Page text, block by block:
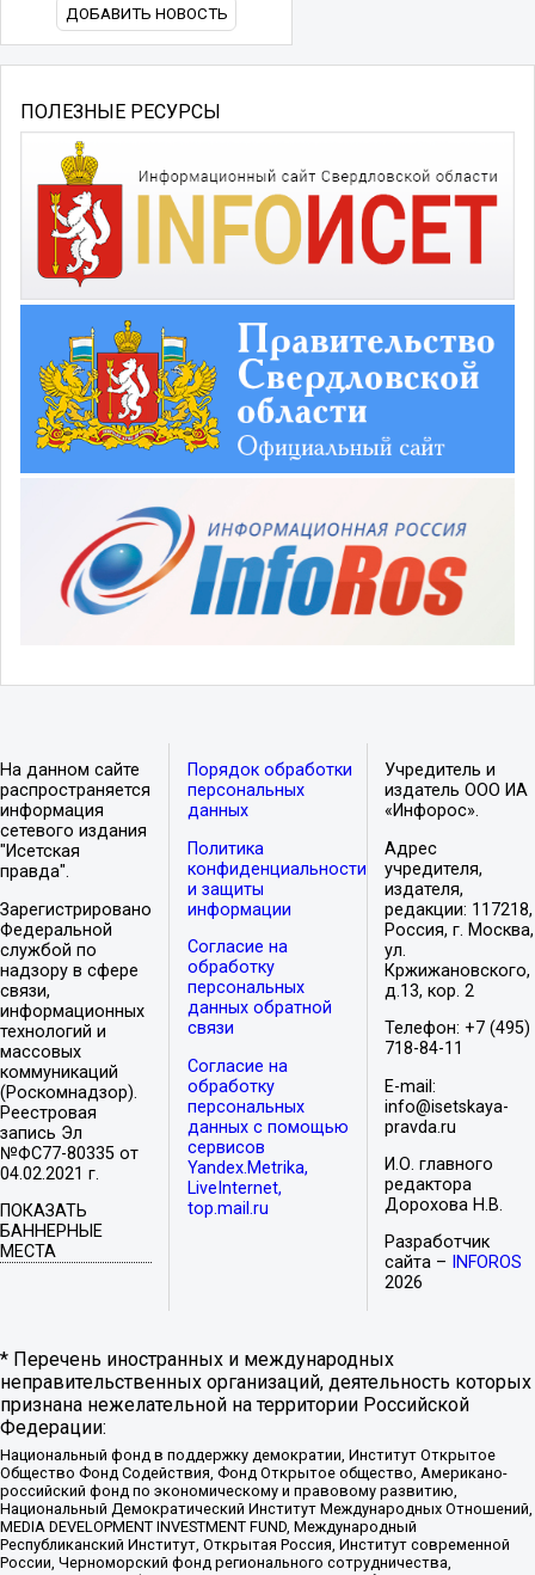
ДОБАВИТЬ НОВОСТЬ
ПОЛЕЗНЫЕ РЕСУРСЫ
На данном сайте
распространяется
информация
сетевого издания
"Исетская
правда".
Зарегистрировано
Федеральной
службой по
надзору в сфере
связи,
информационных
технологий и
массовых
коммуникаций
(Роскомнадзор).
Реестровая
запись Эл
№ФС77-80335 от
04.02.2021 г.
ПОКАЗАТЬ
БАННЕРНЫЕ
МЕСТА
Порядок обработки
персональных
данных
Политика
конфиденциальности
и защиты
информации
Согласие на
обработку
персональных
данных обратной
связи
Согласие на
обработку
персональных
данных с помощью
сервисов
Yandex.Metrika,
LiveInternet,
top.mail.ru
Учредитель и
издатель ООО ИА
«Инфорос».
Адрес
учредителя,
издателя,
редакции: 117218,
Россия, г. Москва,
ул.
Кржижановского,
д.13, кор. 2
Телефон: +7 (495)
718-84-11
E-mail:
info@isetskaya-
pravda.ru
И.О. главного
редактора
Дорохова Н.В.
Разработчик
сайта –
INFOROS
2026
* Перечень иностранных и международных
неправительственных организаций, деятельность которых
признана нежелательной на территории Российской
Федерации:
Национальный фонд в поддержку демократии, Институт Открытое
Общество Фонд Содействия, Фонд Открытое общество, Американо-
российский фонд по экономическому и правовому развитию,
Национальный Демократический Институт Международных Отношений,
MEDIA DEVELOPMENT INVESTMENT FUND, Международный
Республиканский Институт, Открытая Россия, Институт современной
России, Черноморский фонд регионального сотрудничества,